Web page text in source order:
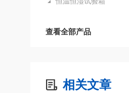
查看全部产品
相关文章